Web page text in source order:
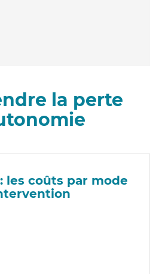
la perte
les coûts par mode